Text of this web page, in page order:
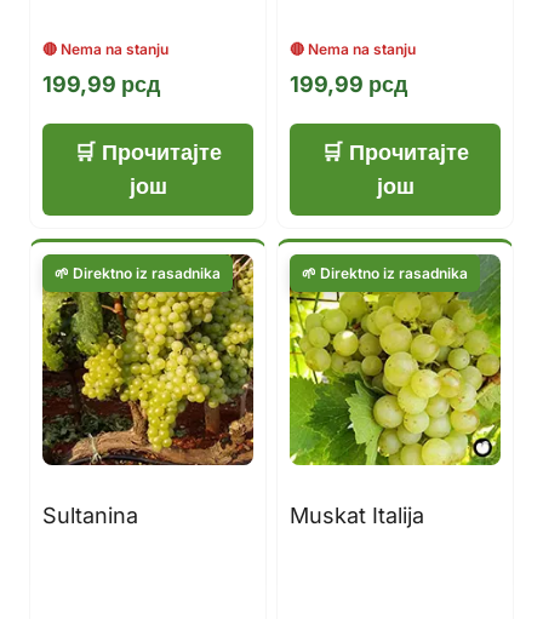
199,99 рсд
Прочитајте
још
199,99 рсд
Прочитајте
још
Sultanina Muskat Italija